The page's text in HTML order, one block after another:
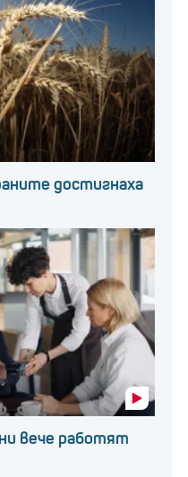
достигнаха
вече работят